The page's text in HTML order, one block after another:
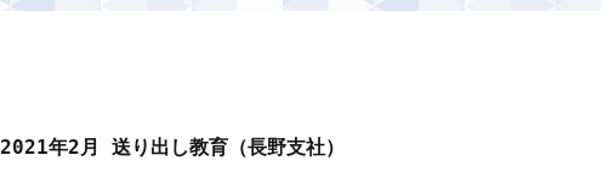
2021年2月 送り出し教育（長野支社）